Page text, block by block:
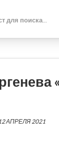
12 АПРЕЛЯ 2021